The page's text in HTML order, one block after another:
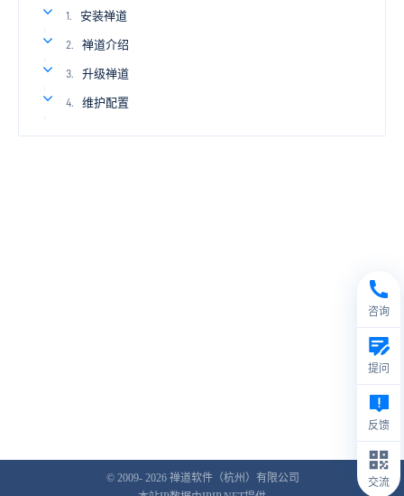
1. 安装禅道
2. 禅道介绍
3. 升级禅道
4. 维护配置
© 2009- 2026 禅道软件（杭州）有限公司
咨询
提问
反馈
交流